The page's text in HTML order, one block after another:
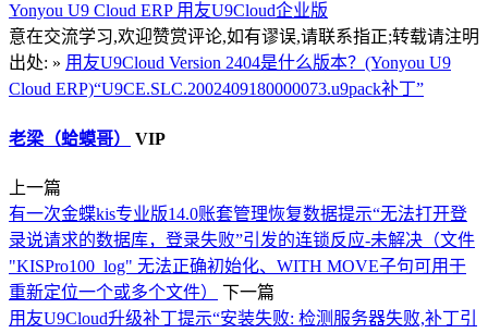
Yonyou U9 Cloud ERP 用友U9Cloud企业版
意在交流学习,欢迎赞赏评论,如有谬误,请联系指正;转载请注明
出处: » 用友U9Cloud Version 2404是什么版本？(Yonyou U9
Cloud ERP)“U9CE.SLC.2002409180000073.u9pack补丁”
老梁（蛤蟆哥） VIP
上一篇
有一次金蝶kis专业版14.0账套管理恢复数据提示“无法打开登
录说请求的数据库，登录失败”引发的连锁反应-未解决（文件
"KISPro100_log" 无法正确初始化、WITH MOVE子句可用于
重新定位一个或多个文件）
下一篇
用友U9Cloud升级补丁提示“安装失败: 检测服务器失败,补丁引